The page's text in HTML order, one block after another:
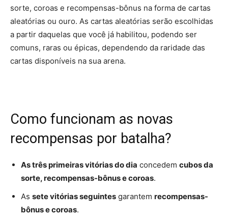
sorte, coroas e recompensas-bônus na forma de cartas
aleatórias ou ouro. As cartas aleatórias serão escolhidas
a partir daquelas que você já habilitou, podendo ser
comuns, raras ou épicas, dependendo da raridade das
cartas disponíveis na sua arena.
Como funcionam as novas
recompensas por batalha?
As três primeiras vitórias do dia concedem cubos da
sorte, recompensas-bônus e coroas.
As sete vitórias seguintes garantem recompensas-
bônus e coroas.